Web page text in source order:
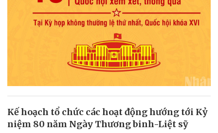
Kế hoạch tổ chức các hoạt động hướng tới Kỷ
niệm 80 năm Ngày Thương binh-Liệt sỹ